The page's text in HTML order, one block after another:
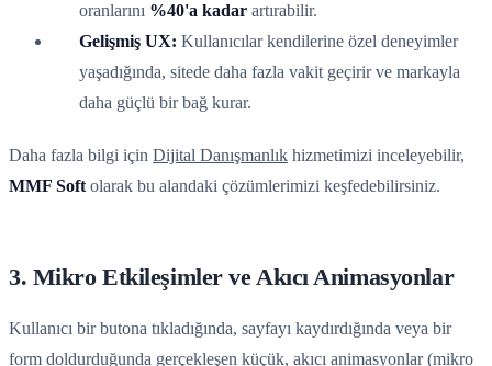
oranlarını %40'a kadar artırabilir.
Gelişmiş UX: Kullanıcılar kendilerine özel deneyimler
yaşadığında, sitede daha fazla vakit geçirir ve markayla
daha güçlü bir bağ kurar.
Daha fazla bilgi için Dijital Danışmanlık hizmetimizi inceleyebilir,
MMF Soft olarak bu alandaki çözümlerimizi keşfedebilirsiniz.
3. Mikro Etkileşimler ve Akıcı Animasyonlar
Kullanıcı bir butona tıkladığında, sayfayı kaydırdığında veya bir
form doldurduğunda gerçekleşen küçük, akıcı animasyonlar (mikro